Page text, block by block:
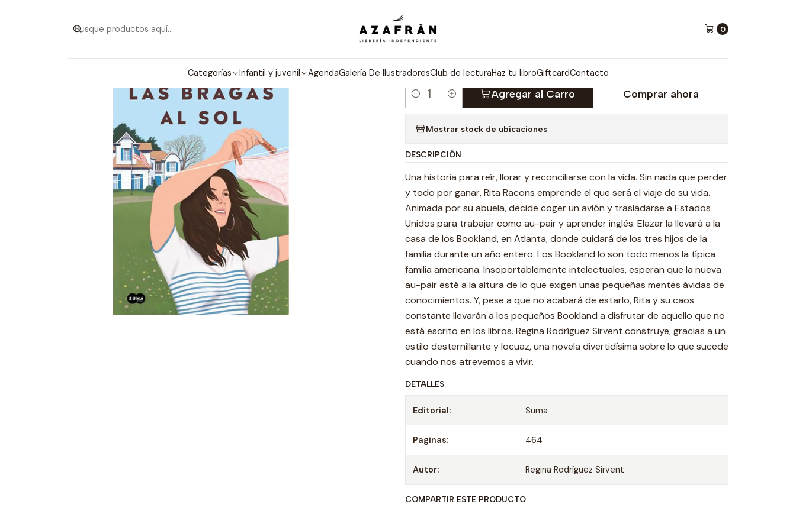
0
Categorías Infantil y juvenil AgendaGalería De IlustradoresClub de lecturaHaz tu libroGiftcardContacto
Narrativa
LAS BRAGAS AL SOL
Cantidad
Agregar al Carro Comprar ahora
Mostrar stock de ubicaciones
DESCRIPCIÓN
Una historia para reír, llorar y reconciliarse con la vida. Sin nada que perder
y todo por ganar, Rita Racons emprende el que será el viaje de su vida.
Animada por su abuela, decide coger un avión y trasladarse a Estados
Unidos para trabajar como au-pair y aprender inglés. Elazar la llevará a la
casa de los Bookland, en Atlanta, donde cuidará de los tres hijos de la
familia durante un año entero. Los Bookland lo son todo menos la típica
familia americana. Insoportablemente intelectuales, esperan que la nueva
au-pair esté a la altura de lo que exigen unas pequeñas mentes ávidas de
conocimientos. Y, pese a que no acabará de estarlo, Rita y su caos
constante llevarán a los pequeños Bookland a disfrutar de aquello que no
está escrito en los libros. Regina Rodríguez Sirvent construye, gracias a un
estilo desternillante y locuaz, una novela divertidísima sobre lo que sucede
cuando nos atrevemos a vivir.
DETALLES
Editorial: Suma
Paginas: 464
Autor: Regina Rodríguez Sirvent
COMPARTIR ESTE PRODUCTO